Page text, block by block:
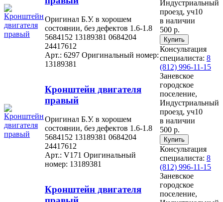
Оригинал Б.У. в хорошем
состоянии, без дефектов 1.6-1.8
5684152 13189381 0684204
24417612
Арт.: 6297 Оригинальный номер:
13189381
Индустриальный
проезд, уч10
в наличии
500 р.
Консультация
специалиста: 8
(812) 996-11-15
Кронштейн двигателя
правый
Оригинал Б.У. в хорошем
состоянии, без дефектов 1.6-1.8
5684152 13189381 0684204
24417612
Арт.: V171 Оригинальный
номер: 13189381
Заневское
городское
поселение,
Индустриальный
проезд, уч10
в наличии
500 р.
Консультация
специалиста: 8
(812) 996-11-15
Кронштейн двигателя
Заневское
городское
поселение,